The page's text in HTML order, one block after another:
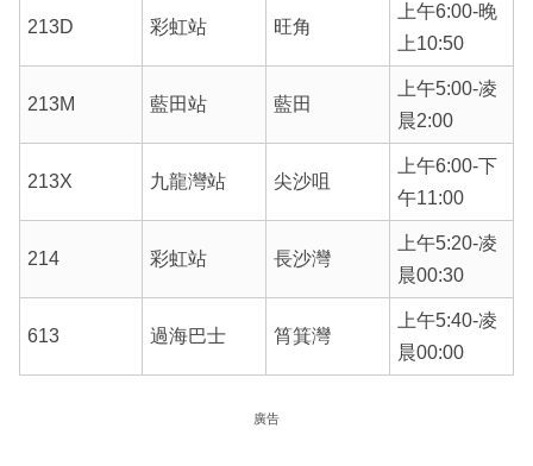
213D 彩虹站 旺角
上午6:00-晚
上10:50
213M 藍田站 藍田
上午5:00-凌
晨2:00
213X 九龍灣站 尖沙咀
上午6:00-下
午11:00
214 彩虹站 長沙灣
上午5:20-凌
晨00:30
613 過海巴士 筲箕灣
上午5:40-凌
晨00:00
廣告